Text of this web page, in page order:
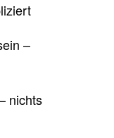
–
nichts